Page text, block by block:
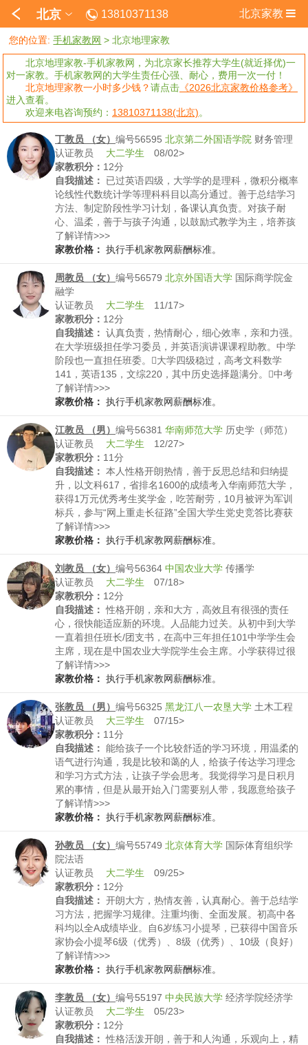
北京 13810371138 北京家教
您的位置:手机家教网 >北京地理家教
北京地理家教-手机家教网，为北京家长推荐大学生(就近择优)一
对一家教。手机家教网的大学生责任心强、耐心，费用一次一付！
北京地理家教一小时多少钱？请点击 《2026北京家教价格参考》
进入查看。
欢迎来电咨询预约： 13810371138(北京)。
丁教员 （女） 编号56595 北京第二外国语学院 财务管理
认证教员 大二学生 08/02>
家教积分： 12分
自我描述：
已过英语四级，大学学的是理科，微积分概率
论线性代数统计学等理科科目以高分通过。善于总结学习
方法、制定阶段性学习计划，备课认真负责。对孩子耐
心、温柔，善于与孩子沟通，以鼓励式教学为主，培养孩
子对学习的热情与自信心。已经放假，家在北京，备课时
间充足。希望能根据孩子学习基础、性格，为他找到最适
培养。
了解详情>>>
家教价格： 执行手机家教网薪酬标准。
周教员 （女） 编号56579 北京外国语大学 国际商学院金
融学
认证教员 大二学生 11/17>
家教积分： 12分
自我描述： 认真负责，热情耐心，细心效率，亲和力强。
在大学班级担任学习委员，并英语演讲课课程助教。中学
阶段也一直担任班委。大学四级稳过，高考文科数学
141，英语135，文综220，其中历史选择题满分。中考
数学112/120，英语113/120，历史42/50，生物&地理
29/30。大学英语课程从听说读写四个维度专业授课，北
APEX商业大赛决赛。作为女高音合唱一份子代表学院参
加“青春心向党”合唱比赛，并取得三等奖。作为女高音合
唱一份子代表20金融系参加红歌赛，并取得总分第一名以
及最佳创意奖。作为志愿者参加海伦聋儿康复院项目，给
孩子们制作精美有趣的手工作品获得项目负责人称赞。作
为主持人通过高中全校元旦晚会主持人选拔并成功主持至
晚会圆满结束。
了解详情>>>
家教价格： 执行手机家教网薪酬标准。
江教员 （男） 编号56381 华南师范大学 历史学（师范）
认证教员 大二学生 12/27>
家教积分： 11分
自我描述： 本人性格开朗热情，善于反思总结和归纳提
升，以文科617，省排名1600的成绩考入华南师范大学，
获得1万元优秀考生奖学金，吃苦耐劳，10月被评为军训
标兵，参与“网上重走长征路”全国大学生党史竞答比赛获
优秀奖。同时也热情参加社会实践，参与多次院级校级活
动的主持，成功面试广东省博物馆志愿者。
了解详情>>>
家教价格： 执行手机家教网薪酬标准。
刘教员 （女） 编号56364 中国农业大学 传播学
认证教员 大二学生 07/18>
家教积分： 12分
自我描述： 性格开朗，亲和大方，高效且有很强的责任
心，很快能适应新的环境。人品能力过关。从初中到大学
一直着担任班长/团支书，在高中三年担任101中学学生会
主席，现在是中国农业大学院学生会主席。小学获得过很
多数学竞赛一等奖，凭借奥数被多所北京市重点点招，最
终选择了一〇一中学。初中在101实验班就读，代表学校
续竞赛。出于兴趣，从高中到现在乐于钻研文科，形成了
自己的一套中学历史政治地理的体系，对于知识点考点和
题型把握极其准确，擅长分析理解题目和课本知识，文科
能力被无数人认可。
了解详情>>>
家教价格： 执行手机家教网薪酬标准。
张教员 （男） 编号56325 黑龙江八一农垦大学 土木工程
认证教员 大三学生 07/15>
家教积分： 11分
自我描述： 能给孩子一个比较舒适的学习环境，用温柔的
语气进行沟通，我是比较和蔼的人，给孩子传达学习理念
和学习方式方法，让孩子学会思考。我觉得学习是日积月
累的事情，但是从最开始入门需要别人带，我愿意给孩子
引领这个方式方法。
了解详情>>>
家教价格： 执行手机家教网薪酬标准。
孙教员 （女） 编号55749 北京体育大学 国际体育组织学
院法语
认证教员 大二学生 09/25>
家教积分： 12分
自我描述： 开朗大方，热情友善，认真耐心。善于总结学
习方法，把握学习规律。注重均衡、全面发展。初高中各
科均以全A成绩毕业。自6岁练习小提琴，已获得中国音乐
家协会小提琴6级（优秀）、8级（优秀）、10级（良好）
等级证书。细心且耐心，有独特的练琴技巧和方法。
了解详情>>>
家教价格： 执行手机家教网薪酬标准。
李教员 （女） 编号55197 中央民族大学 经济学院经济学
认证教员 大二学生 05/23>
家教积分： 12分
自我描述： 性格活泼开朗，善于和人沟通，乐观向上，精